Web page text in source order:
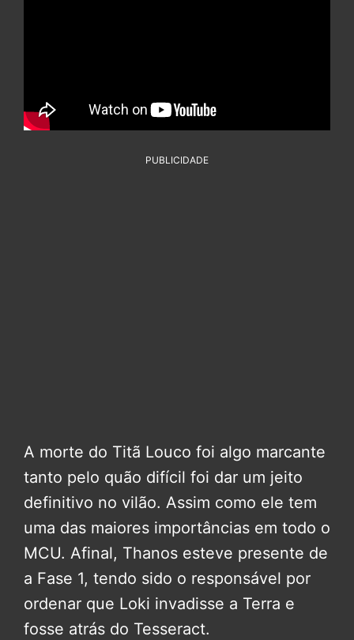
PUBLICIDADE
A morte do Titã Louco foi algo marcante
tanto pelo quão difícil foi dar um jeito
definitivo no vilão. Assim como ele tem
uma das maiores importâncias em todo o
MCU. Afinal, Thanos esteve presente de
a Fase 1, tendo sido o responsável por
ordenar que Loki invadisse a Terra e
fosse atrás do Tesseract.